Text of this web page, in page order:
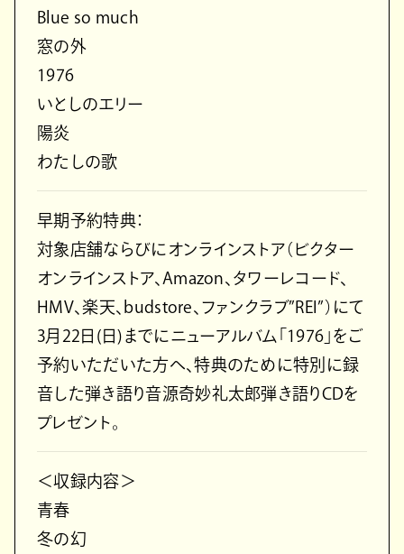
Blue so much
窓の外
1976
いとしのエリー
陽炎
わたしの歌
早期予約特典：
対象店舗ならびにオンラインストア（ビクター
オンラインストア、Amazon、タワーレコード、
HMV、楽天、budstore、ファンクラブ”REI”）にて
3月22日(日)までにニューアルバム「1976」をご
予約いただいた方へ、特典のために特別に録
音した弾き語り音源奇妙礼太郎弾き語りCDを
プレゼント。
＜収録内容＞
青春
冬の幻